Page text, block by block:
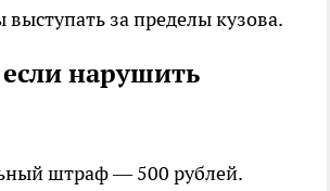
за пределы кузова.
нарушить
штраф — 500 рублей.